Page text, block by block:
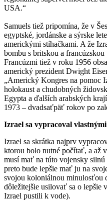
USA.“
Samuels tiež pripomína, že v
egyptské, jordánske a sýrske
americkými stíhačkami. A že
bombu s britskou a
Francúzmi tiež v roku 1956
americký prezident Dwight
„Americký Kongres na pomoc
holokaust a chudobných
Egypta a ďalších arabských
1973 – dvadsaťpäť rokov po
Izrael sa vypracoval
Izrael sa skrátka najprv
ktorou bolo nutné počítať, a až
musí mať na túto vojensky
preto bude lepšie mať ju na
svojou koloniálnou minulosťou
dôležitejšie usilovať sa o lepšie
Izrael pustili k vode).